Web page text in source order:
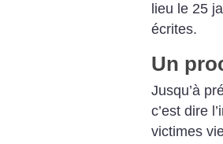
lieu le 25
écrites.
Un
Jusqu’à
c’est dire
victimes